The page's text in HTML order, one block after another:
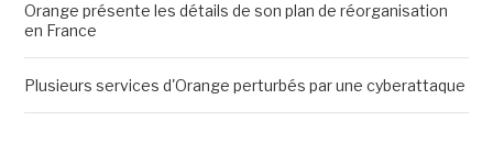
Orange présente les détails de son plan de réorganisation
en France
Plusieurs services d'Orange perturbés par une cyberattaque